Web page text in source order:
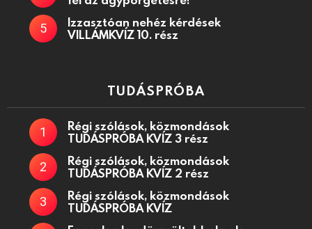
Izzasztóan nehéz kérdések
VILLÁMKVÍZ 10. rész
TUDÁSPRÓBA
Régi szólások, közmondások
TUDÁSPRÓBA KVÍZ 3 rész
Régi szólások, közmondások
TUDÁSPRÓBA KVÍZ 2 rész
Régi szólások, közmondások
TUDÁSPRÓBA KVÍZ